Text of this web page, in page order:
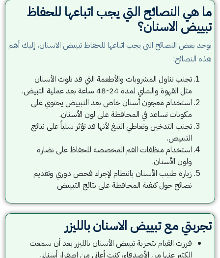
ما هي النصائح التي يجب اتباعها للحفاظ
تبييض الاسنان؟
يوجد بعض النصائح التي يجب اتباعها للحفاظ تبييض الاسنان، إليك أهم
هذه النصائح:
تجنب تناول المشروبات والأطعمة التي قد تلوث الأسنان
مثل القهوة والشاي لمدة 24-48 ساعة بعد عملية التبيض.
استخدام معجون أسنان خاص بعد التبييض يحتوي على
مكونات تساعد في المحافظة على لون الأسنان.
تجنب التدخين وتعاطي التبغ لأنها قد تؤثر سلباً على نتائج
التبييض.
استخدام منظفات الفم المخصصة للحفاظ على نضارة
ولون الأسنان.
زيارة طبيب الأسنان بانتظام لإجراء فحص دوري وتقديم
نصائح حول كيفية المحافظة على نتائج التبييض
تجربتي مع تبييض الاسنان بالليزر
قررت القيام بتجربة تبييض الأسنان بالليزر بعد أن سمعت
الكثير عنها من الأصدقاء، كنت أعاني من اصفرار أسناني